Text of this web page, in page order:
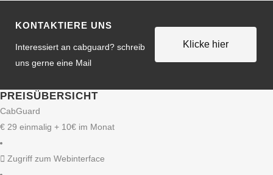
KONTAKTIERE UNS
Interessiert an cabguard? schreib
uns gerne eine Mail
Klicke hier
PREISÜBERSICHT
CabGuard
€ 29 einmalig + 10€ im Monat
Zugriff zum Webinterface